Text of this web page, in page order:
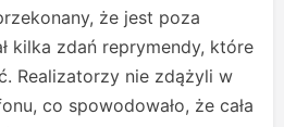
że jest poza
kilka zdań reprymendy, które
Realizatorzy nie zdążyli w
co spowodowało, że cała